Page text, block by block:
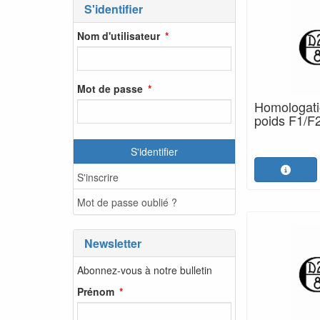
S'identifier
Nom d'utilisateur
Mot de passe
S'identifier
S'inscrire
Mot de passe oublié ?
Newsletter
Abonnez-vous à notre bulletin
Prénom
poids F1/